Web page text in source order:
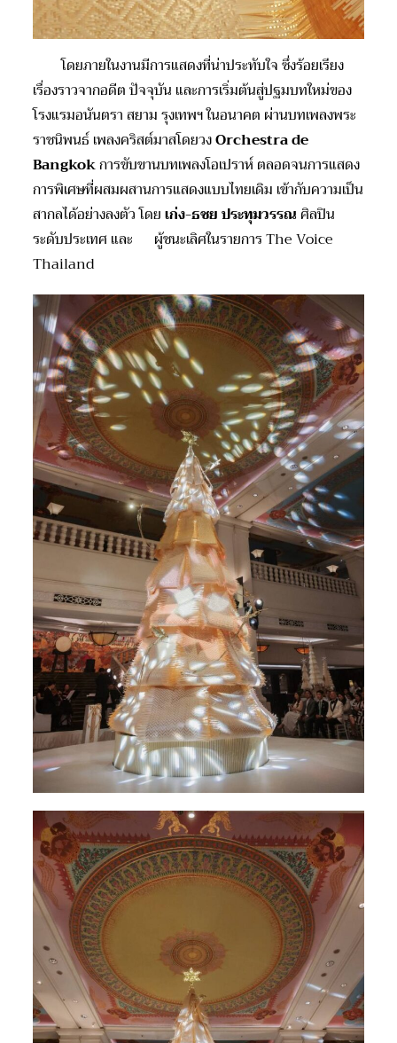
โดยภายในงานมีการแสดงที่น่าประทับใจ ซึ่งร้อยเรียง
เรื่องราวจากอดีต ปัจจุบัน และการเริ่มต้นสู่ปฐมบทใหม่ของ
โรงแรมอนันตรา สยาม รุงเทพฯ ในอนาคต ผ่านบทเพลงพระ
ราชนิพนธ์ เพลงคริสต์มาสโดยวงOrchestra de
Bangkokการขับขานบทเพลงโอเปราห์ ตลอดจนการแสดง
การพิเศษที่ผสมผสานการแสดงแบบไทยเดิม เข้ากับความเป็น
สากลได้อย่างลงตัว โดยเก่ง-ธชย ประทุมวรรณ ศิลปิน
ระดับประเทศ และ ผู้ชนะเลิศในรายการ The Voice
Thailand